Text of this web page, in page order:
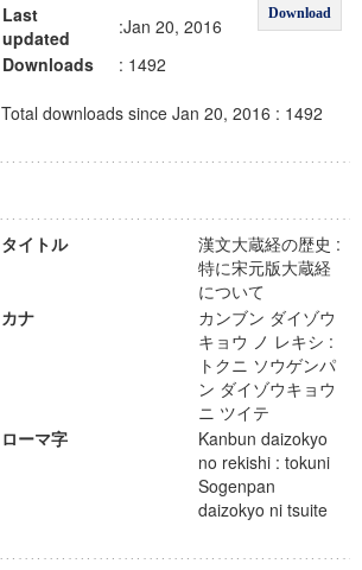
Download
Last
updated
:Jan 20, 2016
Downloads
: 1492
Total downloads since Jan 20, 2016 : 1492
タイトル
漢文大蔵経の歴史 :
特に宋元版大蔵経
について
カナ
カンブン ダイゾウ
キョウ ノ レキシ :
トクニ ソウゲンパ
ン ダイゾウキョウ
ニ ツイテ
ローマ字
Kanbun daizokyo
no rekishi : tokuni
Sogenpan
daizokyo ni tsuite